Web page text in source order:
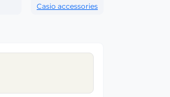
Casio accessories